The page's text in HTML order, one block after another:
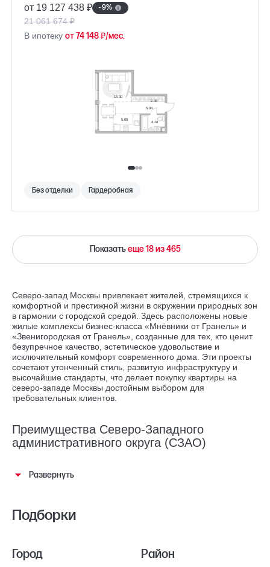
от 19 127 438 ₽ - 9%
21 061 674 ₽
В ипотеку от 74 148 ₽/мес.
Без отделки Гардеробная
Показатьеще 18 из 465
Северо-запад Москвы привлекает жителей, стремящихся к
комфортной и престижной жизни в окружении природных зон
в гармонии с городской средой. Здесь расположены новые
жилые комплексы бизнес-класса «Мнёвники от Гранель» и
«Звенигородская от Гранель», созданные для тех, кто ценит
безупречное качество, эстетическое удовольствие и
исключительный комфорт современного дома. Эти проекты
сочетают утонченный стиль, развитую инфраструктуру и
высочайшие стандарты, что делает покупку квартиры на
северо-западе Москвы достойным выбором для
требовательных клиентов.
Преимущества Северо-Западного
административного округа (СЗАО)
Развернуть
Подборки
Город Район